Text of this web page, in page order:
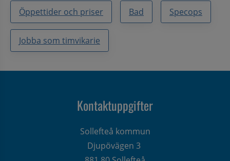
Öppettider och priser Bad Specops
Jobba som timvikarie
Kontaktuppgifter
Sollefteå kommun
Djupövägen 3